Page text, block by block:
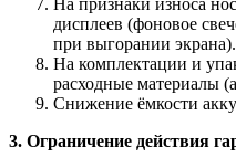
дисплеев (фоновое
при выгорании экрана).
На комплектации и
расходные материалы
Снижение ёмкости
3. Ограничение действия